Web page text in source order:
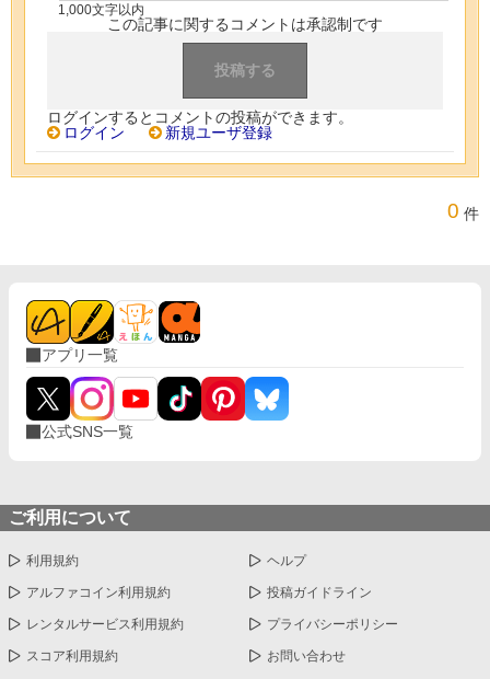
1,000文字以内
この記事に関するコメントは承認制です
ログインするとコメントの投稿ができます。
ログイン
新規ユーザ登録
0 件
アプリ一覧
公式SNS一覧
ご利用について
利用規約 ヘルプ
アルファコイン利用規約 投稿ガイドライン
レンタルサービス利用規約 プライバシーポリシー
スコア利用規約 お問い合わせ